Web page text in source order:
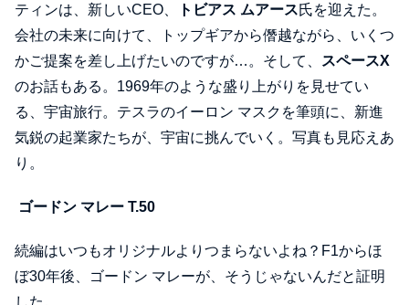
ティンは、新しいCEO、
トビアス ムアース氏を迎えた。
会社の未来に向けて、トップギアから僭越ながら、いくつ
かご提案を差し上げたいのですが…。そして、
スペースX
のお話もある。1969年のような盛り上がりを見せてい
る、宇宙旅行。テスラのイーロン マスクを筆頭に、新進
気鋭の起業家たちが、宇宙に挑んでいく。写真も見応えあ
り。
ゴードン マレー T.50
続編はいつもオリジナルよりつまらないよね？F1からほ
ぼ30年後、ゴードン マレーが、そうじゃないんだと証明
した。